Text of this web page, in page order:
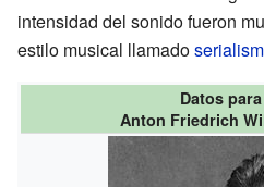
intensidad del sonido fueron
estilo musical llamado
Datos
Anton Friedrich